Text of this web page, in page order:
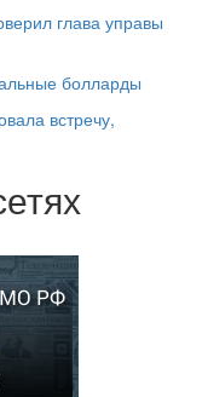
глава управы
болларды
встречу,
МО РФ